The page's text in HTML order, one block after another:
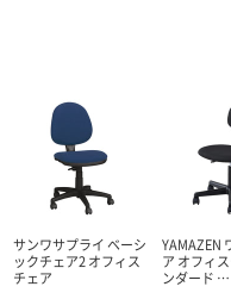
サンワサプライ ベーシ
ックチェア2 オフィス
チェア
YAMAZEN
ア オフィ
ンダード …